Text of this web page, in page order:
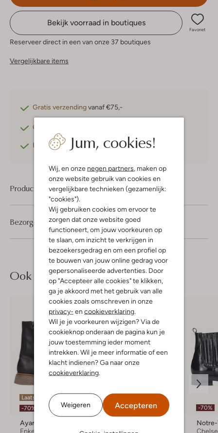
Jum, cookies!
Wij, en onze negen partners , maken op
onze website gebruik van cookies en
vergelijkbare technieken (gezamenlijk:
"cookies").
Wij gebruiken cookies om ervoor te
zorgen dat onze website goed
functioneert, om jouw voorkeuren op
te slaan, om inzicht te verkrijgen in
bezoekersgedrag en om een profiel op
te bouwen van jouw online gedrag voor
gepersonaliseerde advertenties. Door
op "Accepteer alle cookies" te klikken,
ga je akkoord met het gebruik van alle
cookies zoals omschreven in onze
privacy- en cookieverklaring
Wil je je voorkeuren wijzigen? Via de
cookieknop onderaan de pagina kun je
jouw toestemming ieder moment
intrekken. Wil je meer informatie of een
klacht indienen? Ga naar onze
cookieverklaring
Weigeren Accepteren
Bekijk voorraad in boutiques
Favoriet
Reserveer direct in een van onze 37 boutiques
Vergelijkbare items
Gratis verzendingvanaf €75,-
Gratis retourneren
Betaal achterafmet Klarna
Product informatie
Bezorgen & retourneren
Ook iets voor jou?
Laatste maten
-70%
Ayana
Enkelboots
-70%
Chelsea boots
-70%